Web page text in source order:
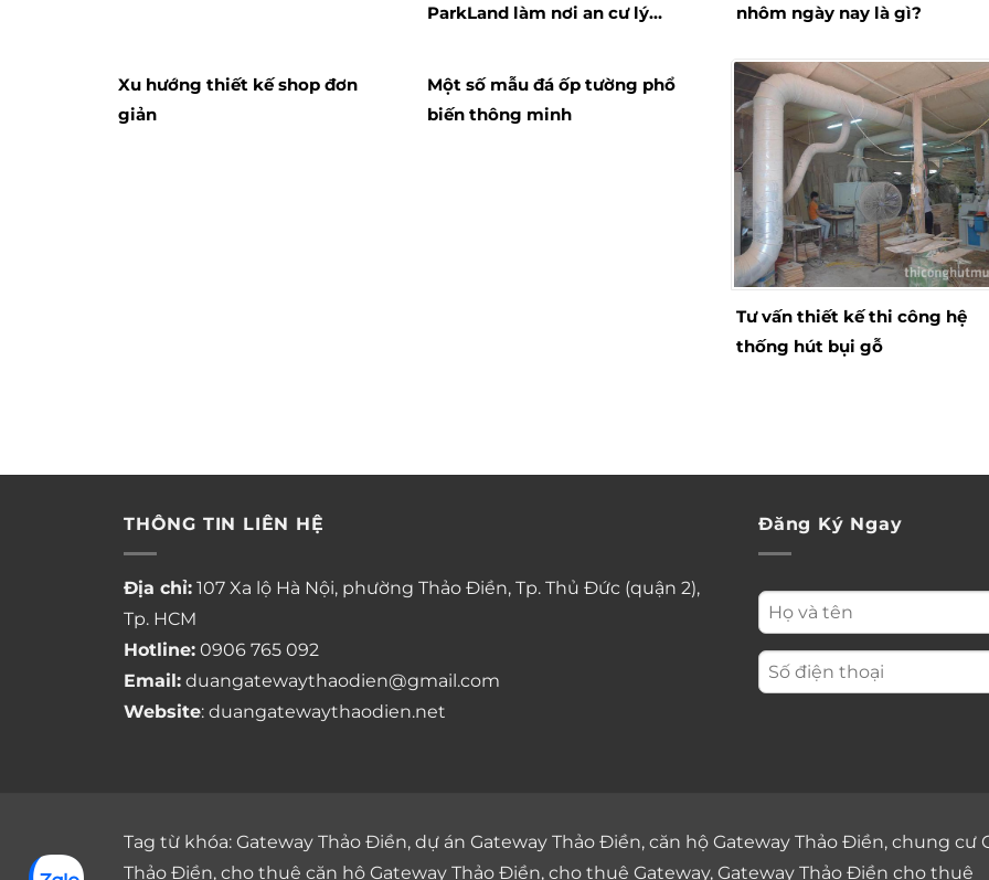
ParkLand làm nơi an cư lý
nhôm ngày nay là gì?
Xu hướng thiết kế shop đơn
giản
Một số mẫu đá ốp tường phổ
biến thông minh
Tư vấn thiết kế thi công hệ
thống hút bụi gỗ
THÔNG TIN LIÊN HỆ
Địa chỉ: 107 Xa lộ Hà Nội, phường Thảo Điền, Tp. Thủ Đức (quận 2),
Tp. HCM
Hotline: 0906 765 092
Email: duangatewaythaodien@gmail.com
Website: duangatewaythaodien.net
Đăng Ký Ngay
Tag từ khóa: Gateway Thảo Điền, dự án Gateway Thảo Điền, căn hộ Gateway Thảo Điền, chung cư
Thảo Điền, cho thuê căn hộ Gateway Thảo Điền, cho thuê Gateway, Gateway Thảo Điền cho thuê